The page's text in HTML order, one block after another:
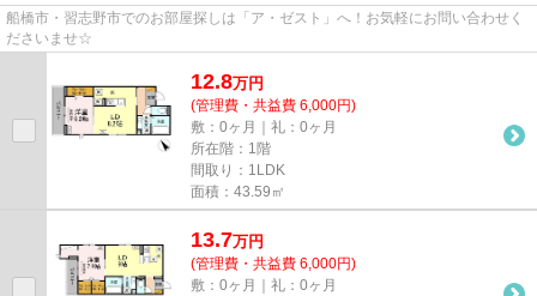
船橋市・習志野市でのお部屋探しは「ア・ゼスト」へ！お気軽にお問い合わせく
ださいませ☆
12.8万円
(管理費・共益費 6,000円)
敷：0ヶ月｜礼：0ヶ月
所在階：1階
間取り：1LDK
面積：43.59㎡
13.7万円
(管理費・共益費 6,000円)
敷：0ヶ月｜礼：0ヶ月